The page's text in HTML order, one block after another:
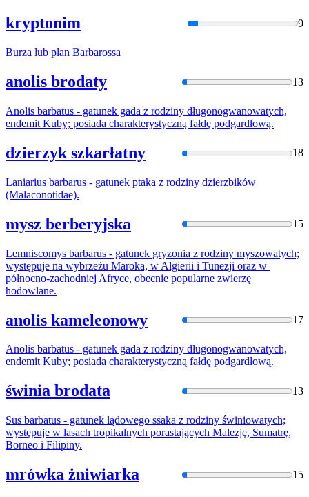
kryptonim 9
Burza lub plan Barbarossa
anolis brodaty 13
Anolis barbatus - gatunek gada z rodziny długonogwanowatych,
endemit Kuby; posiada charakterystyczną fałdę podgardłową.
dzierzyk szkarłatny 18
Laniarius barbarus - gatunek ptaka z rodziny dzierzbików
(Malaconotidae).
mysz berberyjska 15
Lemniscomys barbarus - gatunek gryzonia z rodziny myszowatych;
występuje na wybrzeżu Maroka, w Algierii i Tunezji oraz w ​​
północno-zachodniej Afryce, obecnie popularne zwierzę
hodowlane.
anolis kameleonowy 17
Anolis barbatus - gatunek gada z rodziny długonogwanowatych,
endemit Kuby; posiada charakterystyczną fałdę podgardłową.
świnia brodata 13
Sus barbatus - gatunek lądowego ssaka z rodziny świniowatych;
występuje w lasach tropikalnych porastających Malezję, Sumatrę,
Borneo i Filipiny.
mrówka żniwiarka 15